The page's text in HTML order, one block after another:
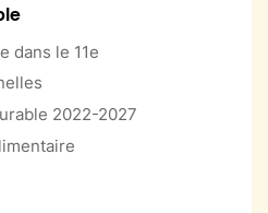
dans le 11e
2022-2027